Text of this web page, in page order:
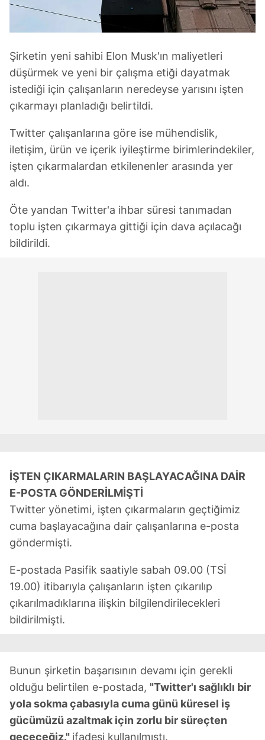
Şirketin yeni sahibi Elon Musk'ın maliyetleri
düşürmek ve yeni bir çalışma etiği dayatmak
istediği için çalışanların neredeyse yarısını işten
çıkarmayı planladığı belirtildi.
Twitter çalışanlarına göre ise mühendislik,
iletişim, ürün ve içerik iyileştirme birimlerindekiler,
işten çıkarmalardan etkilenenler arasında yer
aldı.
Öte yandan Twitter'a ihbar süresi tanımadan
toplu işten çıkarmaya gittiği için dava açılacağı
bildirildi.
İŞTEN ÇIKARMALARIN BAŞLAYACAĞINA DAİR
E-POSTA GÖNDERİLMİŞTİ
Twitter yönetimi, işten çıkarmaların geçtiğimiz
cuma başlayacağına dair çalışanlarına e-posta
göndermişti.
E-postada Pasifik saatiyle sabah 09.00 (TSİ
19.00) itibarıyla çalışanların işten çıkarılıp
çıkarılmadıklarına ilişkin bilgilendirilecekleri
bildirilmişti.
Bunun şirketin başarısının devamı için gerekli
olduğu belirtilen e-postada, "Twitter'ı sağlıklı bir
yola sokma çabasıyla cuma günü küresel iş
gücümüzü azaltmak için zorlu bir süreçten
geçeceğiz." ifadesi kullanılmıştı.